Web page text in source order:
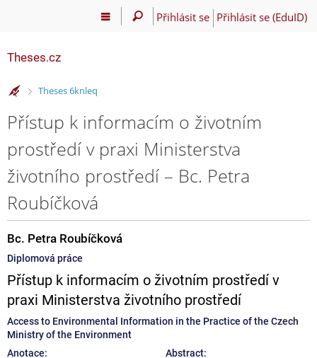
Přihlásit se Přihlásit se (EduID)
Theses.cz
>
Theses 6knleq
Přístup k informacím o životním
prostředí v praxi Ministerstva
životního prostředí – Bc. Petra
Roubíčková
Bc. Petra Roubíčková
Diplomová práce
Přístup k informacím o životním prostředí v
praxi Ministerstva životního prostředí
Access to Environmental Information in the Practice of the Czech
Ministry of the Environment
Anotace:
Abstract: